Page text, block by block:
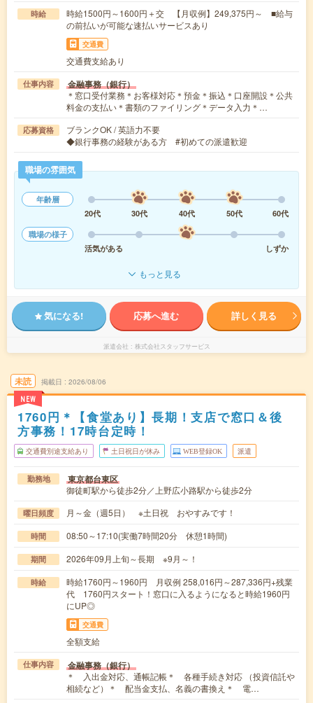
時給
時給1500円～1600円＋交 【月収例】249,375円～ ■給与
の前払いが可能な速払いサービスあり
交通費
交通費支給あり
仕事内容 金融事務（銀行）
＊窓口受付業務＊お客様対応＊預金＊振込＊口座開設＊公共
料金の支払い＊書類のファイリング＊データ入力＊…
応募資格
ブランクOK / 英語力不要
◆銀行事務の経験がある方 #初めての派遣歓迎
職場の雰囲気
年齢層
20代
30代 40代 50代
60代
職場の様子
活気がある
しずか
もっと見る
気になる! 応募へ進む 詳しく見る
派遣会社 株式会社スタッフサービス
未読
NEW
掲載日 2026/08/06
1760円＊【食堂あり】長期！支店で窓口＆後
方事務！17時台定時！
交通費別途支給あり 土日祝日が休み WEB登録OK 派遣
勤務地 東京都台東区
御徒町駅から徒歩2分／上野広小路駅から徒歩2分
曜日頻度 月～金（週5日） ※土日祝 おやすみです！
時間 08:50～17:10(実働7時間20分 休憩1時間)
期間 2026年09月上旬～長期 ※9月～！
時給
時給1760円～1960円 月収例 258,016円～287,336円+残業
代 1760円スタート！窓口に入るようになると時給1960円
にUP◎
交通費
全額支給
仕事内容 金融事務（銀行）
＊ 入出金対応、通帳記帳＊ 各種手続き対応 （投資信託や
相続など）＊ 配当金支払、名義の書換え＊ 電…